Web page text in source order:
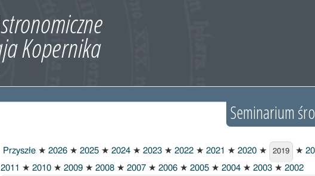
Seminarium
Przyszłe ★ 2026 ★ 2025 ★ 2024 ★ 2023 ★ 2022 ★ 2021 ★ 2020 ★
2019
2019 ★
2011 ★ 2010 ★ 2009 ★ 2008 ★ 2007 ★ 2006 ★ 2005 ★ 2004 ★ 2003 ★ 2002